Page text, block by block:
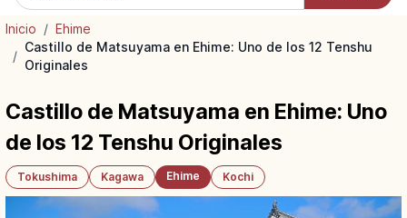
Inicio / Ehime
/
Castillo de Matsuyama en Ehime: Uno de los 12 Tenshu
Originales
Castillo de Matsuyama en Ehime: Uno
de los 12 Tenshu Originales
Tokushima Kagawa Ehime Kochi